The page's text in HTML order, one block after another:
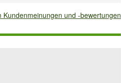
Kundenmeinungen und -bewertungen